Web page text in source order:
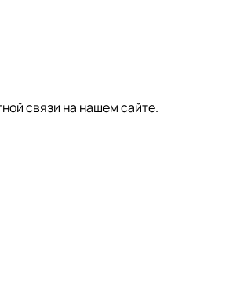
связи на нашем сайте.